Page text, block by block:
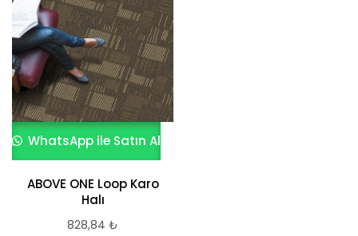
WhatsApp ile Satın Al
ABOVE ONE Loop Karo
Halı
828,84 ₺